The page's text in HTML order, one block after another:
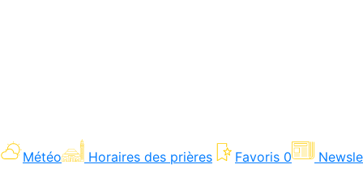
Météo Horaires des prières Favoris 0